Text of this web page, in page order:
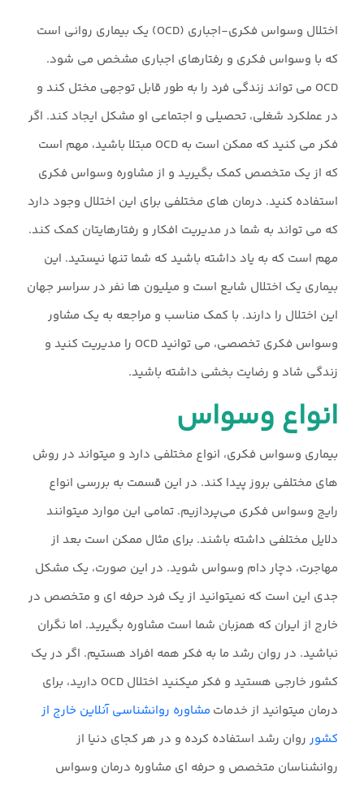
اختلال وسواس فکری-اجباری (OCD) یک بیماری روانی است
که با وسواس فکری و رفتارهای اجباری مشخص می شود.
OCD می تواند زندگی فرد را به طور قابل توجهی مختل کند و
در عملکرد شغلی، تحصیلی و اجتماعی او مشکل ایجاد کند. اگر
فکر می کنید که ممکن است به OCD مبتلا باشید، مهم است
که از یک متخصص کمک بگیرید و از مشاوره وسواس فکری
استفاده کنید. درمان های مختلفی برای این اختلال وجود دارد
که می تواند به شما در مدیریت افکار و رفتارهایتان کمک کند.
مهم است که به یاد داشته باشید که شما تنها نیستید. این
بیماری یک اختلال شایع است و میلیون ها نفر در سراسر جهان
این اختلال را دارند. با کمک مناسب و مراجعه به یک مشاور
وسواس فکری تخصصی، می توانید OCD را مدیریت کنید و
زندگی شاد و رضایت بخشی داشته باشید.
انواع وسواس
بیماری وسواس فکری، انواع مختلفی دارد و میتواند در روش
های مختلفی بروز پیدا کند. در این قسمت به بررسی انواع
رایج وسواس فکری می‌پردازیم. تمامی این موارد میتوانند
دلایل مختلفی داشته باشند. برای مثال ممکن است بعد از
مهاجرت، دچار دام وسواس شوید. در این صورت، یک مشکل
جدی این است که نمیتوانید از یک فرد حرفه ای و متخصص در
خارج از ایران که همزبان شما است مشاوره بگیرید. اما نگران
نباشید. در روان رشد ما به فکر همه افراد هستیم. اگر در یک
کشور خارجی هستید و فکر میکنید اختلال OCD دارید، برای
درمان میتوانید از خدمات مشاوره روانشناسی آنلاین خارج از
کشورروان رشد استفاده کرده و در هر کجای دنیا از
روانشناسان متخصص و حرفه ای مشاوره درمان وسواس